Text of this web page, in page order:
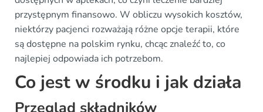
przystępnym finansowo. W obliczu wysokich kosztów,
niektórzy pacjenci rozważają różne opcje terapii, które
są dostępne na polskim rynku, chcąc znaleźć to, co
najlepiej odpowiada ich potrzebom.
Co jest w środku i jak działa
Przegląd składników